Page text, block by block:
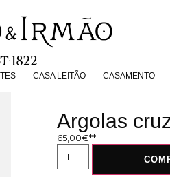
CASA LEITÃO CASAMENTO
CASA LEITÃO
Argolas
65,00€